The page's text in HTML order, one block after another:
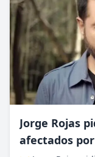
Jorge Rojas
afectados